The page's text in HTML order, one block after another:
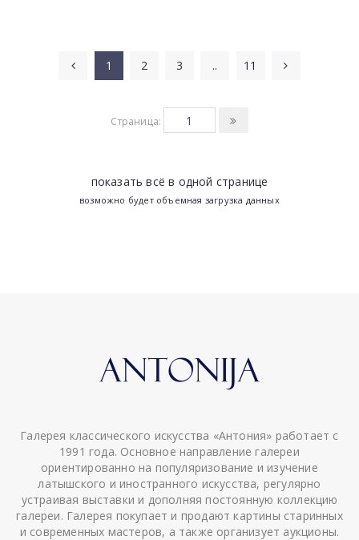
1 2 3 .. 11
Страница:
показать всё в одной странице
возможно будет объемная загрузка данных
Галерея классического искусства «Антония» работает с
1991 года. Основное направление галереи
ориентированно на популяризование и изучение
латышского и иностранного искусства, регулярно
устраивая выставки и дополняя постоянную коллекцию
галереи. Галерея покупает и продают картины старинных
и современных мастеров, а также организует аукционы.